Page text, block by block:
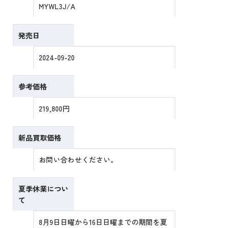
MYWL3J/A
発売日
2024-09-20
参考価格
219,800円
新品買取価格
お問い合わせください。
夏季休業につい
て
8月9日日曜から16日日曜までの期間を夏